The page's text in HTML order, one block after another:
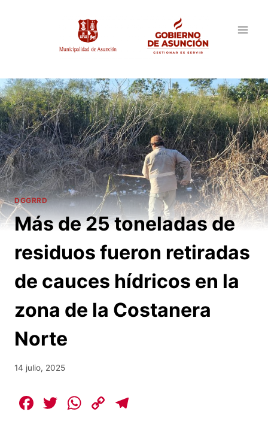
DGGRRD
Más de 25 toneladas de
residuos fueron retiradas
de cauces hídricos en la
zona de la Costanera
Norte
14 julio, 2025
F
T
W C